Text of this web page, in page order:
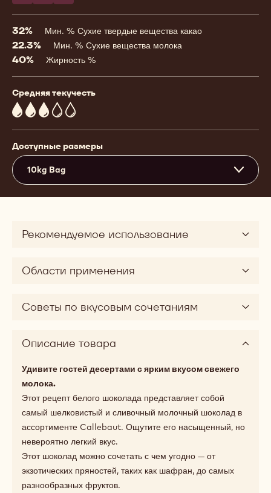
32% Мин. % Сухие твердые вещества какао
22.3% Мин. % Сухие вещества молока
40% Жирность %
Средняя текучесть
3
Доступные размеры
10kg Bag
Рекомендуемое использование
Области применения
Советы по вкусовым сочетаниям
Описание товара
Удивите гостей десертами с ярким вкусом свежего
молока.
Этот рецепт белого шоколада представляет собой
самый шелковистый и сливочный молочный шоколад в
ассортименте Callebaut. Ощутите его насыщенный, но
невероятно легкий вкус.
Этот шоколад можно сочетать с чем угодно — от
экзотических пряностей, таких как шафран, до самых
разнообразных фруктов.